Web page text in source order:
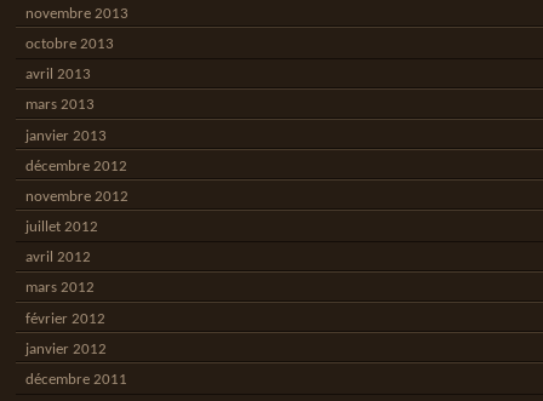
novembre 2013
octobre 2013
avril 2013
mars 2013
janvier 2013
décembre 2012
novembre 2012
juillet 2012
avril 2012
mars 2012
février 2012
janvier 2012
décembre 2011